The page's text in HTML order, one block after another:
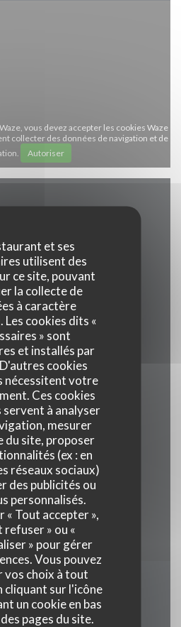
et ses
utilisent des
ce site, pouvant
la collecte de
à caractère
Les cookies dits «
» sont
et installés par
cookies
votre
Ces cookies
à analyser
mesurer
du site, proposer
(ex : en
réseaux sociaux)
des publicités ou
personnalisés.
« Tout accepter »,
refuser » ou «
» pour gérer
Vous pouvez
vos choix à tout
cliquant sur l'icône
un cookie en bas
pages du site.
vous devez accepter les cookies Waze
collecter des données de navigation et de
Autoriser
Cuisine
Gastronomie Italienne
de restaurant
Gastronomique Italien
Services
aux chiens
de paiement
Express, Paiement
Eurocard/Mastercard,
Visa, Carte Bleue